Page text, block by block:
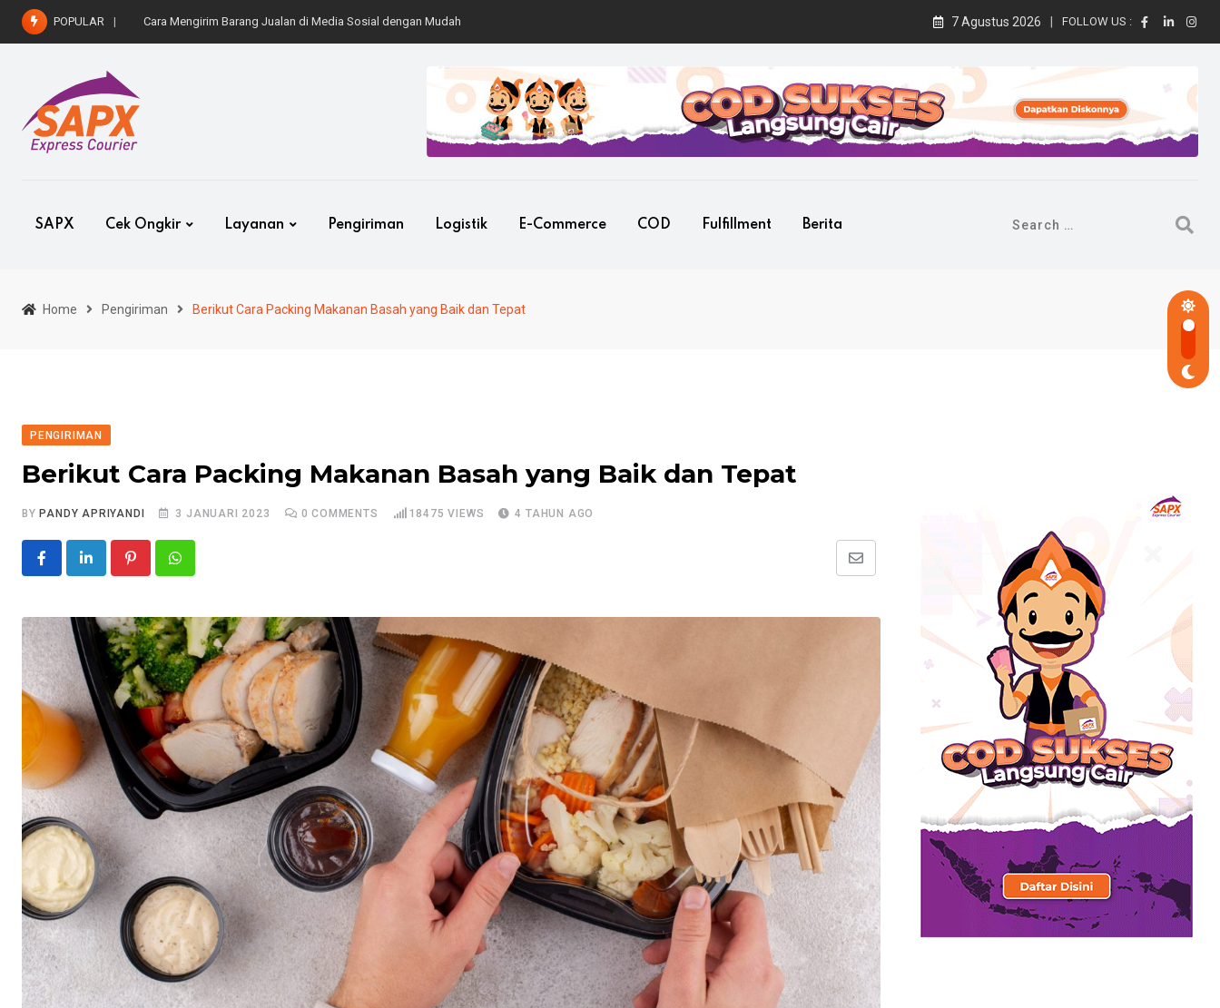
Skip
POPULAR Cara Kirim Mobil ke Luar Kota dengan Aman dan Mudah 7 Agustus 2026 FOLLOW US :
SAPX Cek Ongkir Layanan Pengiriman Logistik E-Commerce COD Fulfillment Berita
Home Pengiriman Berikut Cara Packing Makanan Basah yang Baik dan Tepat
PENGIRIMAN
Berikut Cara Packing Makanan Basah yang Baik dan Tepat
BY PANDY APRIYANDI 3 JANUARI 2023 0 COMMENTS 18475 VIEWS 4 TAHUN AGO
PinterestWhatsapp
Share
Email